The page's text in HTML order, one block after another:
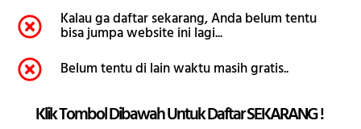
Kalau ga daftar sekarang, Anda belum tentu
bisa jumpa website ini lagi...
Belum tentu di lain waktu masih gratis..
Klik Tombol Dibawah Untuk Daftar SEKARANG !